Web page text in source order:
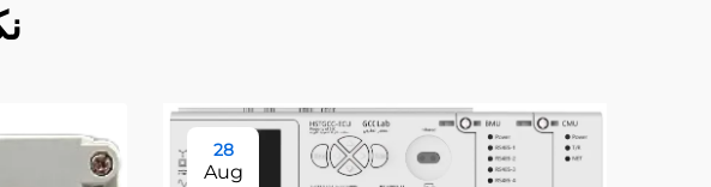
28
Aug